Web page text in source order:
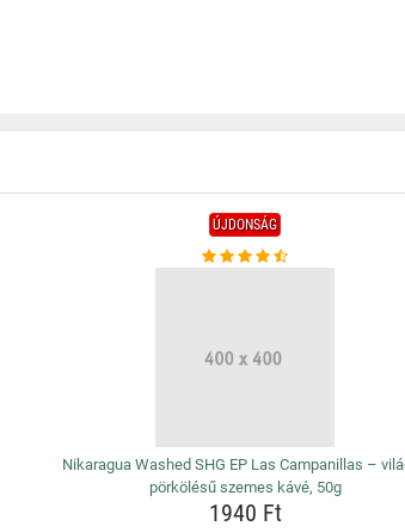
ÚJDONSÁG
Nikaragua Washed SHG EP Las Campanillas –
pörkölésű szemes kávé, 50g
1940 Ft